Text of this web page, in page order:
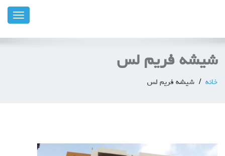
ناوبری
شیشه فریم لس
خانه شیشه فریم لس